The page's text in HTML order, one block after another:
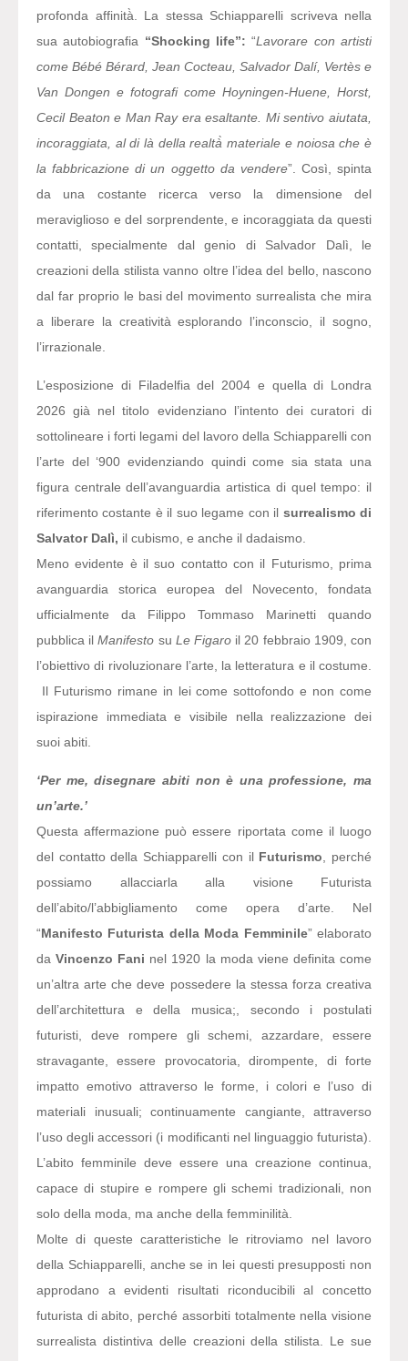
profonda affinità̀. La stessa Schiapparelli scriveva nella
sua autobiografia “Shocking life”: “Lavorare con artisti
come Bébé Bérard, Jean Cocteau, Salvador Dalí, Vertès e
Van Dongen e fotografi come Hoyningen-Huene, Horst,
Cecil Beaton e Man Ray era esaltante. Mi sentivo aiutata,
incoraggiata, al di là della realtà̀ materiale e noiosa che è
la fabbricazione di un oggetto da vendere”. Così, spinta
da una costante ricerca verso la dimensione del
meraviglioso e del sorprendente, e incoraggiata da questi
contatti, specialmente dal genio di Salvador Dalì, le
creazioni della stilista vanno oltre l’idea del bello, nascono
dal far proprio le basi del movimento surrealista che mira
a liberare la creatività esplorando l’inconscio, il sogno,
l’irrazionale.
L’esposizione di Filadelfia del 2004 e quella di Londra
2026 già nel titolo evidenziano l’intento dei curatori di
sottolineare i forti legami del lavoro della Schiapparelli con
l’arte del ‘900 evidenziando quindi come sia stata una
figura centrale dell’avanguardia artistica di quel tempo: il
riferimento costante è il suo legame con il surrealismo di
Salvator Dalì, il cubismo, e anche il dadaismo.
Meno evidente è il suo contatto con il Futurismo, prima
avanguardia storica europea del Novecento, fondata
ufficialmente da Filippo Tommaso Marinetti quando
pubblica ilManifesto su Le Figaro il 20 febbraio 1909, con
l’obiettivo di rivoluzionare l’arte, la letteratura e il costume.
Il Futurismo rimane in lei come sottofondo e non come
ispirazione immediata e visibile nella realizzazione dei
suoi abiti.
‘Per me, disegnare abiti non è una professione, ma
un’arte.’
Questa affermazione può essere riportata come il luogo
del contatto della Schiapparelli con il Futurismo , perché
possiamo allacciarla alla visione Futurista
dell’abito/l’abbigliamento come opera d’arte. Nel
“Manifesto Futurista della Moda Femminile” elaborato
daVincenzo Fani nel 1920 la moda viene definita come
un’altra arte che deve possedere la stessa forza creativa
dell’architettura e della musica;, secondo i postulati
futuristi, deve rompere gli schemi, azzardare, essere
stravagante, essere provocatoria, dirompente, di forte
impatto emotivo attraverso le forme, i colori e l’uso di
materiali inusuali; continuamente cangiante, attraverso
l’uso degli accessori (i modificanti nel linguaggio futurista).
L’abito femminile deve essere una creazione continua,
capace di stupire e rompere gli schemi tradizionali, non
solo della moda, ma anche della femminilità.
Molte di queste caratteristiche le ritroviamo nel lavoro
della Schiapparelli, anche se in lei questi presupposti non
approdano a evidenti risultati riconducibili al concetto
futurista di abito, perché assorbiti totalmente nella visione
surrealista distintiva delle creazioni della stilista. Le sue